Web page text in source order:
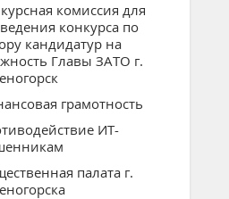
комиссия для
конкурса по
кандидатур на
Главы ЗАТО г.
грамотность
ИТ-
палата г.